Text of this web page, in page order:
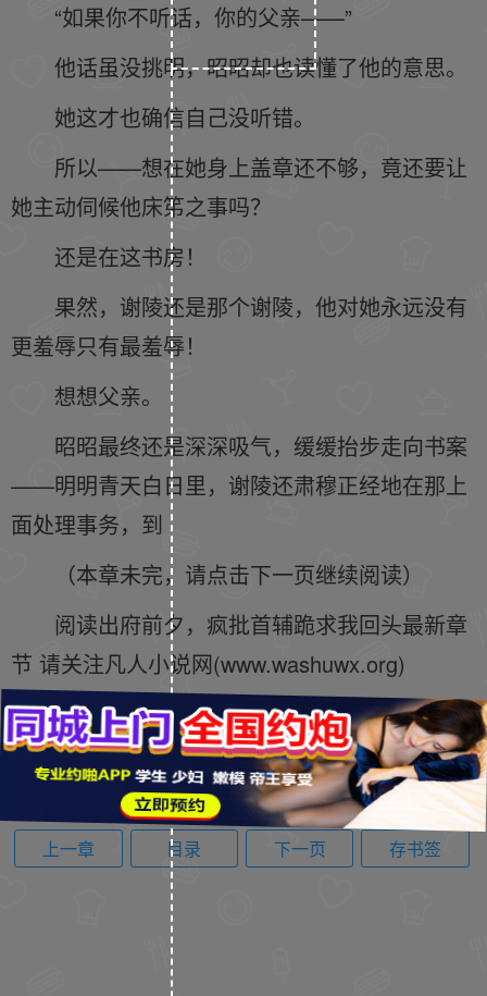
“如果你不听话，你的父亲——”
他话虽没挑明，昭昭却也读懂了他的意思。
她这才也确信自己没听错。
所以——想在她身上盖章还不够，竟还要让
她主动伺候他床笫之事吗？
还是在这书房！
果然，谢陵还是那个谢陵，他对她永远没有
更羞辱只有最羞辱！
想想父亲。
昭昭最终还是深深吸气，缓缓抬步走向书案
——明明青天白日里，谢陵还肃穆正经地在那上
面处理事务，到
（本章未完，请点击下一页继续阅读）
阅读出府前夕，疯批首辅跪求我回头最新章
节 请关注凡人小说网(www.washuwx.org)
上一章 目录 下一页 存书签